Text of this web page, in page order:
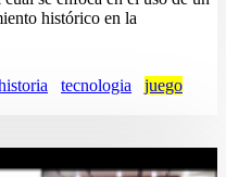
histórico en la
tecnologia
juego